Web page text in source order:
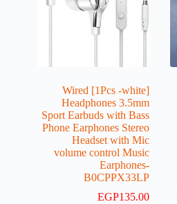
[1Pcs -white] Wired
Headphones 3.5mm
Sport Earbuds with Bass
Phone Earphones Stereo
Headset with Mic
volume control Music
Earphones-
B0CPPX33LP
EGP135.00